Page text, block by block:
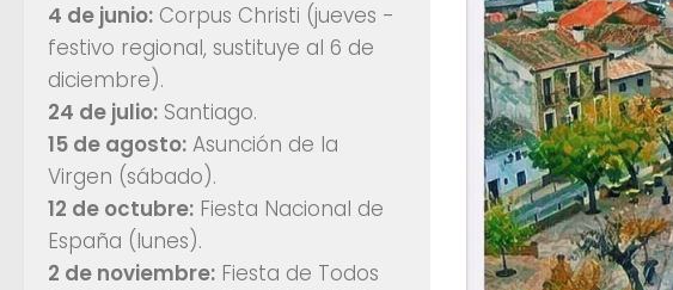
4 de junio: Corpus Christi (jueves -
festivo regional, sustituye al 6 de
diciembre).
24 de julio: Santiago.
15 de agosto: Asunción de la
Virgen (sábado).
12 de octubre: Fiesta Nacional de
España (lunes).
2 de noviembre: Fiesta de Todos